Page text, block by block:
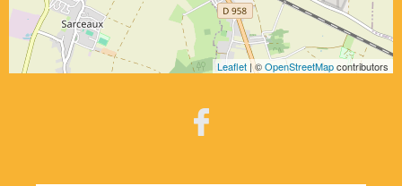
Leaflet | ©OpenStreetMapcontributors